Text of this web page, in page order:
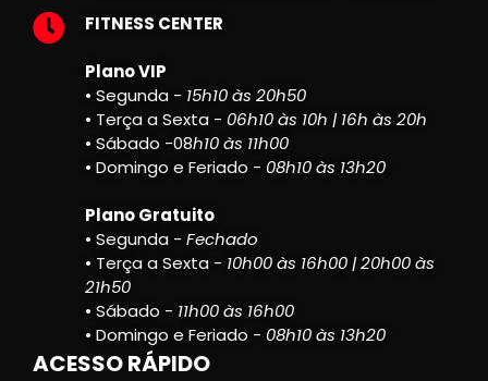
FITNESS CENTER
Plano VIP
• Segunda - 15h10 às 20h50
• Terça a Sexta - 06h10 às 10h | 16h às 20h
• Sábado -08h10 às 11h00
• Domingo e Feriado - 08h10 às 13h20
Plano Gratuito
• Segunda - Fechado
• Terça a Sexta - 10h00 às 16h00 | 20h00 às
21h50
• Sábado - 11h00 às 16h00
• Domingo e Feriado - 08h10 às 13h20
ACESSO RÁPIDO